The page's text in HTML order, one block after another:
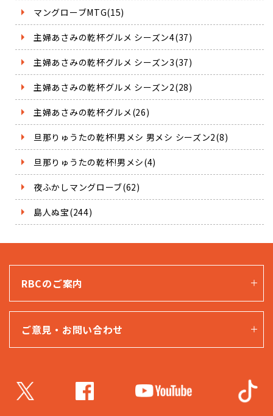
マングローブMTG(15)
主婦あさみの乾杯グルメ シーズン4(37)
主婦あさみの乾杯グルメ シーズン3(37)
主婦あさみの乾杯グルメ シーズン2(28)
主婦あさみの乾杯グルメ(26)
旦那りゅうたの乾杯!男メシ 男メシ シーズン2(8)
旦那りゅうたの乾杯!男メシ(4)
夜ふかしマングローブ(62)
島人ぬ宝(244)
RBCのご案内
ご意見・お問い合わせ